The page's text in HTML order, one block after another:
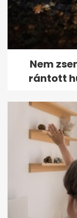
Nem
rántott